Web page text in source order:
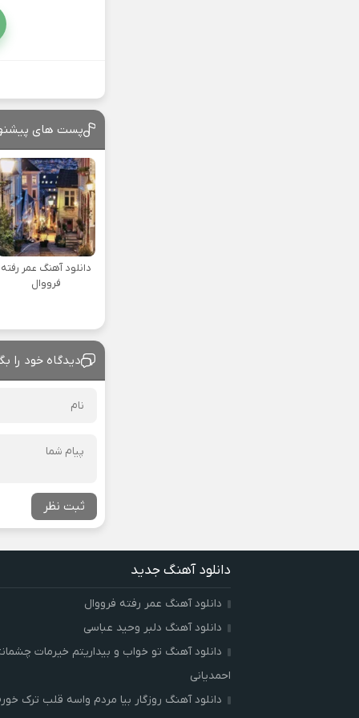
پست های
دانلود آهنگ عمر رفته
فرووال
دیدگاه خود را
ثبت نظر
دانلود آهنگ جدید
دانلود آهنگ عمر رفته فرووال
دانلود آهنگ دلبر وحید عباسی
دانلود آهنگ تو خواب و بیداریتم خیرمات
احمدیانی
دانلود آهنگ روزگار بیا مردم واسه قلب ترک